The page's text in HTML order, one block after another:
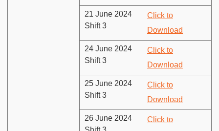
21 June 2024
Shift 3
Click to
Download
24 June 2024
Shift 3
Click to
Download
25 June 2024
Shift 3
Click to
Download
26 June 2024
Click to